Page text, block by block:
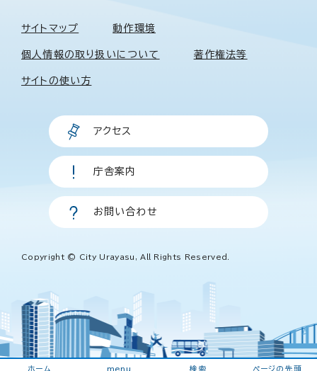
ホーム menu 検索 ページの先頭
サイトマップ 動作環境
個人情報の取り扱いについて 著作権法等
サイトの使い方
アクセス
庁舎案内
お問い合わせ
Copyright © City Urayasu, All Rights Reserved.